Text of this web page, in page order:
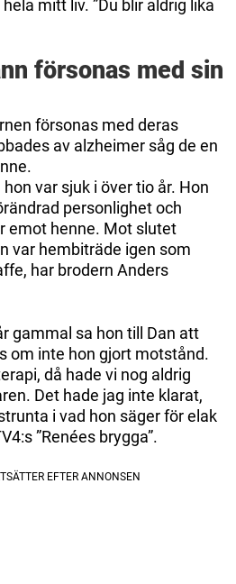
mitt liv. ”Du blir aldrig lika
försonas med sin
försonas med deras
av alzheimer såg de en
var sjuk i över tio år. Hon
personlighet och
emot henne. Mot slutet
var hembiträde igen som
har brodern Anders
gammal sa hon till Dan att
om inte hon gjort motstånd.
då hade vi nog aldrig
Det hade jag inte klarat,
i vad hon säger för elak
”Renées brygga”.